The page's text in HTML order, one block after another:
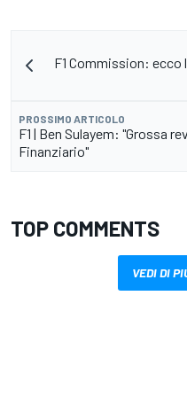
F1 Commission: ecco
PROSSIMO ARTICOLO
F1 | Ben Sulayem: "Grossa
Finanziario"
TOP COMMENTS
VEDI DI